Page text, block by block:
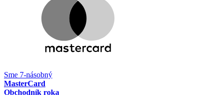
Sme 7-násobný
MasterCard
Obchodník roka